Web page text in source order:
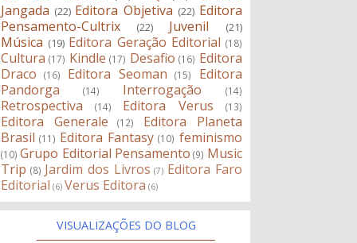
Jangada (22) Editora Objetiva (22) Editora
Pensamento-Cultrix
(22) Juvenil (21)
Música (19) Editora Geração Editorial (18)
Cultura (17) Kindle (17) Desafio (16) Editora
Draco
(16) Editora Seoman (15)
Editora
Pandorga
(14) Interrogação (14)
Retrospectiva (14) Editora Verus (13)
Editora Generale (12)
Editora Planeta
Brasil (11) Editora Fantasy (10) feminismo
(10) Grupo Editorial Pensamento (9) Music
Trip (8) Jardim dos Livros (7) Editora Faro
Editorial (6) Verus Editora (6)
VISUALIZAÇÕES DO BLOG